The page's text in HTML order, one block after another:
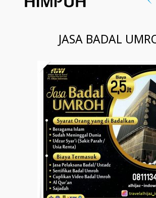
JASA BADAL